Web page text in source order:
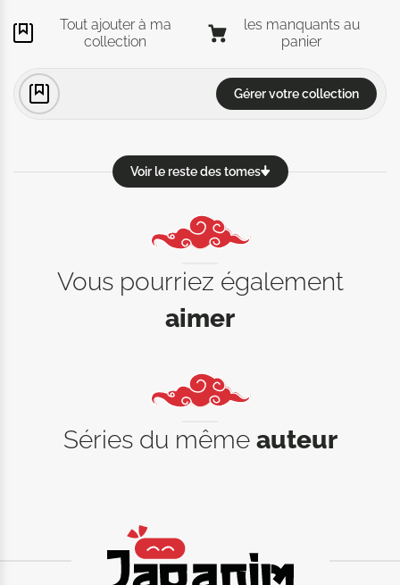
Tout ajouter à ma
collection
les manquants au
panier
Gérer votre collection
Voir le reste des tomes
Vous pourriez également
aimer
Séries du même auteur